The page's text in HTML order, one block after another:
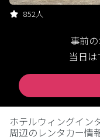
852人
事前
当日
ホテルウィングイン
周辺のレンタカー情